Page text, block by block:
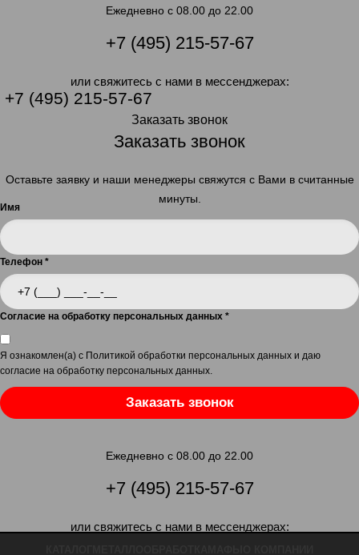
Ежедневно с 08.00 до 22.00
+7 (495) 215-57-67
или свяжитесь с нами в мессенджерах:
+7 (495) 215-57-67
Заказать звонок
Заказать звонок
Оставьте заявку и наши менеджеры свяжутся с Вами в считанные
минуты.
Имя
Телефон *
Согласие на обработку персональных данных *
Я ознакомлен(а) с Политикой обработки персональных данных и даю
согласие на обработку персональных данных
Заказать звонок
Ежедневно с 08.00 до 22.00
+7 (495) 215-57-67
или свяжитесь с нами в мессенджерах: